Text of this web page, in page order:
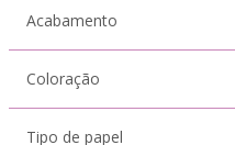
Acabamento
Coloração
Tipo de papel